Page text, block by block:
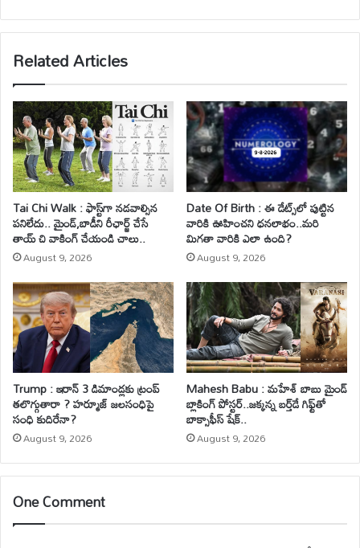
bsi
te
Related Articles
Tai Chi Walk : ఫాస్ట్‌గా నడవాల్సిన
పనిలేదు.. మైండ్‌,బాడీని రీఛార్జ్ చేసే
తాయ్ చి వాకింగ్‌ చేయండి చాలు..
August 9, 2026
Date Of Birth : ఈ డేట్స్‌లో పుట్టిన
వారికి ఊహించని ధనలాభం..మరి
మిగతా వారికి ఎలా ఉంది?
August 9, 2026
Trump : ఇరాన్ 3 డిమాండ్లకు ట్రంప్
తలొగ్గుతారా ? హర్మూజ్ జలసంధిపై
సంధి కుదిరేనా?
August 9, 2026
Mahesh Babu : మహేశ్‌ బాబు మైండ్
బ్లాకింగ్ పోస్టర్..జక్కన్న బర్త్‌డే గిఫ్ట్‌తో
బాక్సాఫీస్ షేక్..
August 9, 2026
One Comment